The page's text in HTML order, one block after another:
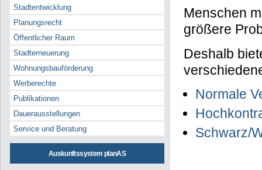
Stadtentwicklung
Planungsrecht
Öffentlicher Raum
Stadterneuerung
Wohnungsbauförderung
Werberechte
Publikationen
Dauerausstellungen
Service und Beratung
Auskunftssystem planAS
Menschen
größere
Deshalb
Normale
Schwarz/